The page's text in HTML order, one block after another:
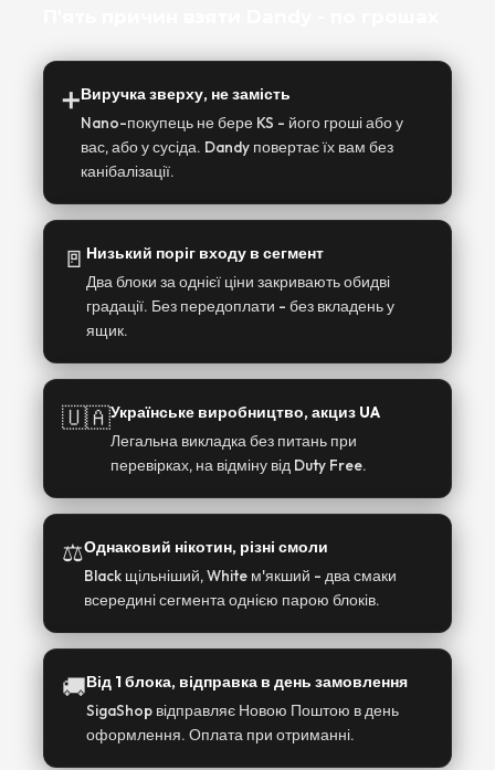
➕Виручка зверху, не замість
Nano-покупець не бере KS - його гроші або у
вас, або у сусіда. Dandy повертає їх вам без
канібалізації.
🚪 Низький поріг входу в сегмент
Два блоки за однієї ціни закривають обидві
градації. Без передоплати - без вкладень у
ящик.
🇺🇦Українське виробництво, акциз UA
Легальна викладка без питань при
перевірках, на відміну від Duty Free.
⚖️Однаковий нікотин, різні смоли
Black щільніший, White м'якший - два смаки
всередині сегмента однією парою блоків.
🚚Від 1 блока, відправка в день замовлення
SigaShop відправляє Новою Поштою в день
оформлення. Оплата при отриманні.